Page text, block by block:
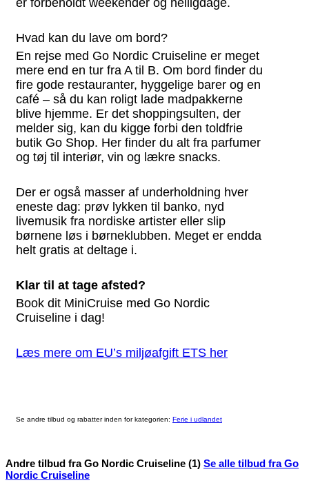
Hvad kan du lave om bord?
En rejse med Go Nordic Cruiseline er meget
mere end en tur fra A til B. Om bord finder du
fire gode restauranter, hyggelige barer og en
café – så du kan roligt lade madpakkerne
blive hjemme. Er det shoppingsulten, der
melder sig, kan du kigge forbi den toldfrie
butik Go Shop. Her finder du alt fra parfumer
og tøj til interiør, vin og lækre snacks.
Der er også masser af underholdning hver
eneste dag: prøv lykken til banko, nyd
livemusik fra nordiske artister eller slip
børnene løs i børneklubben. Meget er endda
helt gratis at deltage i.
Klar til at tage afsted?
Book dit MiniCruise med Go Nordic
Cruiseline i dag!
Læs mere om EU’s miljøafgift ETS her
Se andre tilbud og rabatter inden for kategorien: Ferie i udlandet
Andre tilbud fra Go Nordic Cruiseline (1) Se alle tilbud fra Go
Nordic Cruiseline